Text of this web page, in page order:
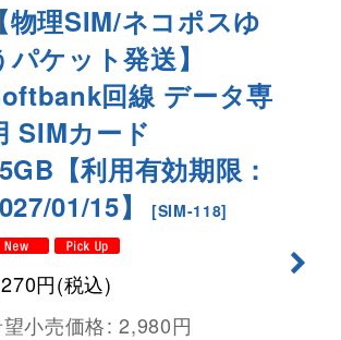
【物理SIM/ネコポスゆ
パケット発送】
回線 データ専
SIMカード
【利用有効期限：
01/15】
[SIM-118]
円(税込)
小売価格: 2,980円